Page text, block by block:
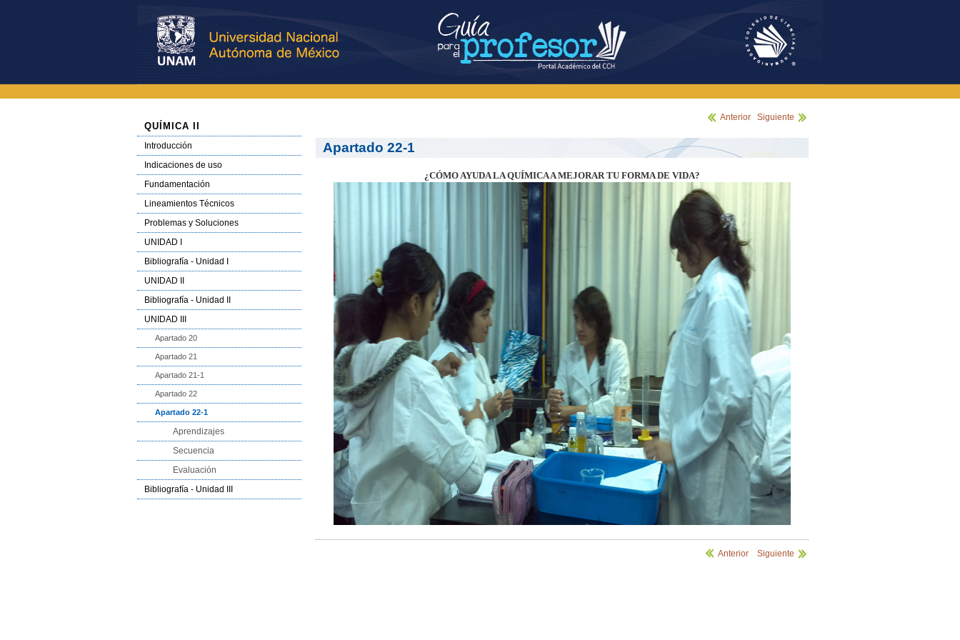
QUÍMICA II
Introducción
Indicaciones de uso
Fundamentación
Lineamientos Técnicos
Problemas y Soluciones
UNIDAD I
Bibliografía - Unidad I
UNIDAD II
Bibliografía - Unidad II
UNIDAD III
Apartado 20
Apartado 21
Apartado 21-1
Apartado 22
Apartado 22-1
Aprendizajes
Secuencia
Evaluación
Bibliografía - Unidad III
Anterior Siguiente
Apartado 22-1
¿CÓMO AYUDA LA QUÍMICA A MEJORAR TU FORMA DE VIDA?
Anterior Siguiente